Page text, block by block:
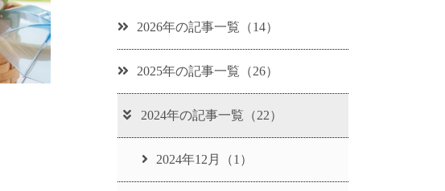
2026年の記事一覧（14）
2025年の記事一覧（26）
2024年の記事一覧（22）
2024年12月（1）